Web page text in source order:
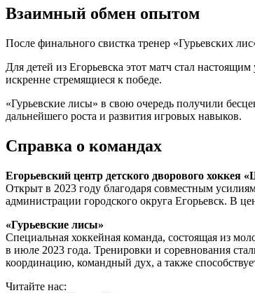
Взаимный обмен опытом
После финального свистка тренер «Гурьевских
Для детей из Егорьевска этот матч стал
искренне стремящиеся к победе.
«Гурьевские лисы» в свою очередь получили
дальнейшего роста и развития игровых навыков.
Справка о командах
Егорьевский центр детского дворового хоккея
Открыт в 2023 году благодаря совместным
администрации городского округа Егорьевск. В
«Гурьевские лисы»
Специальная хоккейная команда, состоящая из
в июле 2023 года. Тренировки и соревнования
координацию, командный дух, а также
Читайте нас: